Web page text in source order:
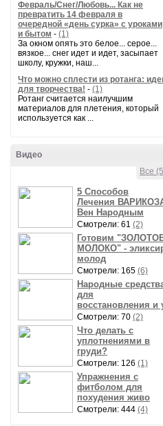
Февраль/Снег/Любовь... Как не
превратить 14 февраля в
очередной «день сурка» с уроками
и бытом - (1)
За окном опять это белое... серое...
вязкое... снег идет и идет, засыпает
школу, кружки, наш...
Что можно сплести из ротанга:
для творчества! - (1)
Ротанг считается наилучшим
материалов для плетения, который
используется как ...
Видео
Все
5 Способов
Лечения
Вен Народным
Смотрели: 61 (2)
Готовим
МОЛОКО" -
молод
Смотрели: 165 (6)
Народные
для
восстановления и
Смотрели: 70 (2)
Что делать с
уплотнениями в
груди?
Смотрели: 126 (1)
Упражнения с
фитболом для
похудения живо
Смотрели: 444 (4)